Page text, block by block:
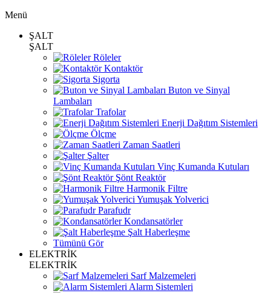
Menü
ŞALT
ŞALT
Röleler
Kontaktör
Sigorta
Buton ve Sinyal
Lambaları
Trafolar
Enerji Dağıtım Sistemleri
Ölçme
Zaman Saatleri
Şalter
Vinç Kumanda Kutuları
Şönt Reaktör
Harmonik Filtre
Yumuşak Yolverici
Parafudr
Kondansatörler
Şalt Haberleşme
Tümünü Gör
ELEKTRİK
ELEKTRİK
Sarf Malzemeleri
Alarm Sistemleri